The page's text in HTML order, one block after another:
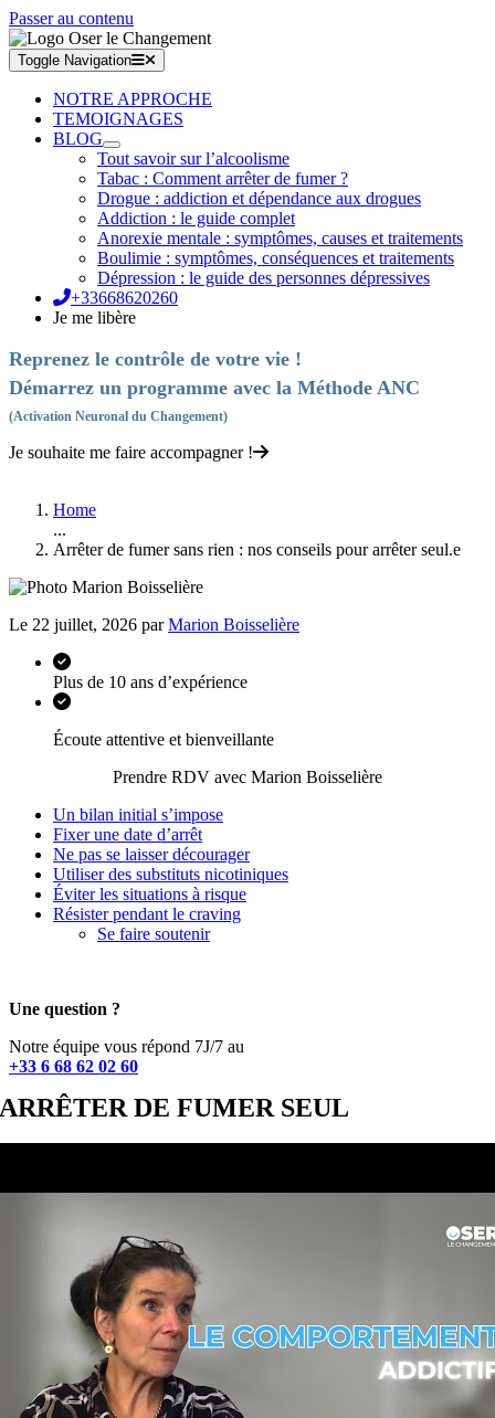
Passer au contenu
Toggle Navigation
NOTRE APPROCHE
TEMOIGNAGES
BLOG
Tout savoir sur l’alcoolisme
Tabac : Comment arrêter de fumer ?
Drogue : addiction et dépendance aux drogues
Addiction : le guide complet
Anorexie mentale : symptômes, causes et traitements
Boulimie : symptômes, conséquences et traitements
Dépression : le guide des personnes dépressives
+33668620260
Je me libère
Reprenez le contrôle de votre vie !
Démarrez un programme avec la Méthode ANC
(Activation Neuronal du Changement)
Je souhaite me faire accompagner !
Home
...
Arrêter de fumer sans rien : nos conseils pour arrêter seul.e
Le 22 juillet, 2026 parMarion Boisselière
Plus de 10 ans d’expérience
Écoute attentive et bienveillante
Prendre RDV avec Marion Boisselière
Un bilan initial s’impose
Fixer une date d’arrêt
Ne pas se laisser décourager
Utiliser des substituts nicotiniques
Éviter les situations à risque
Résister pendant le craving
Se faire soutenir
Une question ?
Notre équipe vous répond 7J/7 au
+33 6 68 62 02 60
ARRÊTER DE FUMER SEUL